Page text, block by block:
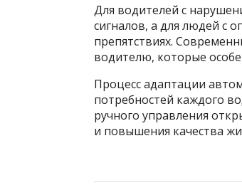
Для водителей с
сигналов, а для людей с
препятствиях.
водителю, которые
Процесс адаптации
потребностей каждого
ручного управления
и повышения качества